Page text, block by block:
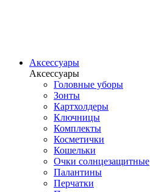
Аксессуары
Аксессуары
Головные уборы
Зонты
Картхолдеры
Ключницы
Комплекты
Косметички
Кошельки
Очки солнцезащитные
Палантины
Перчатки